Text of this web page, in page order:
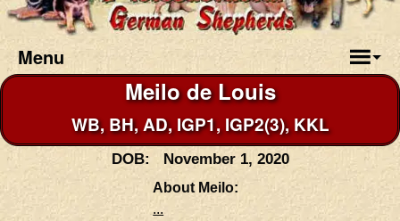
Menu
Meilo de Louis
WB, BH, AD, IGP1, IGP2(3), KKL
DOB: November 1, 2020
About Meilo:
...